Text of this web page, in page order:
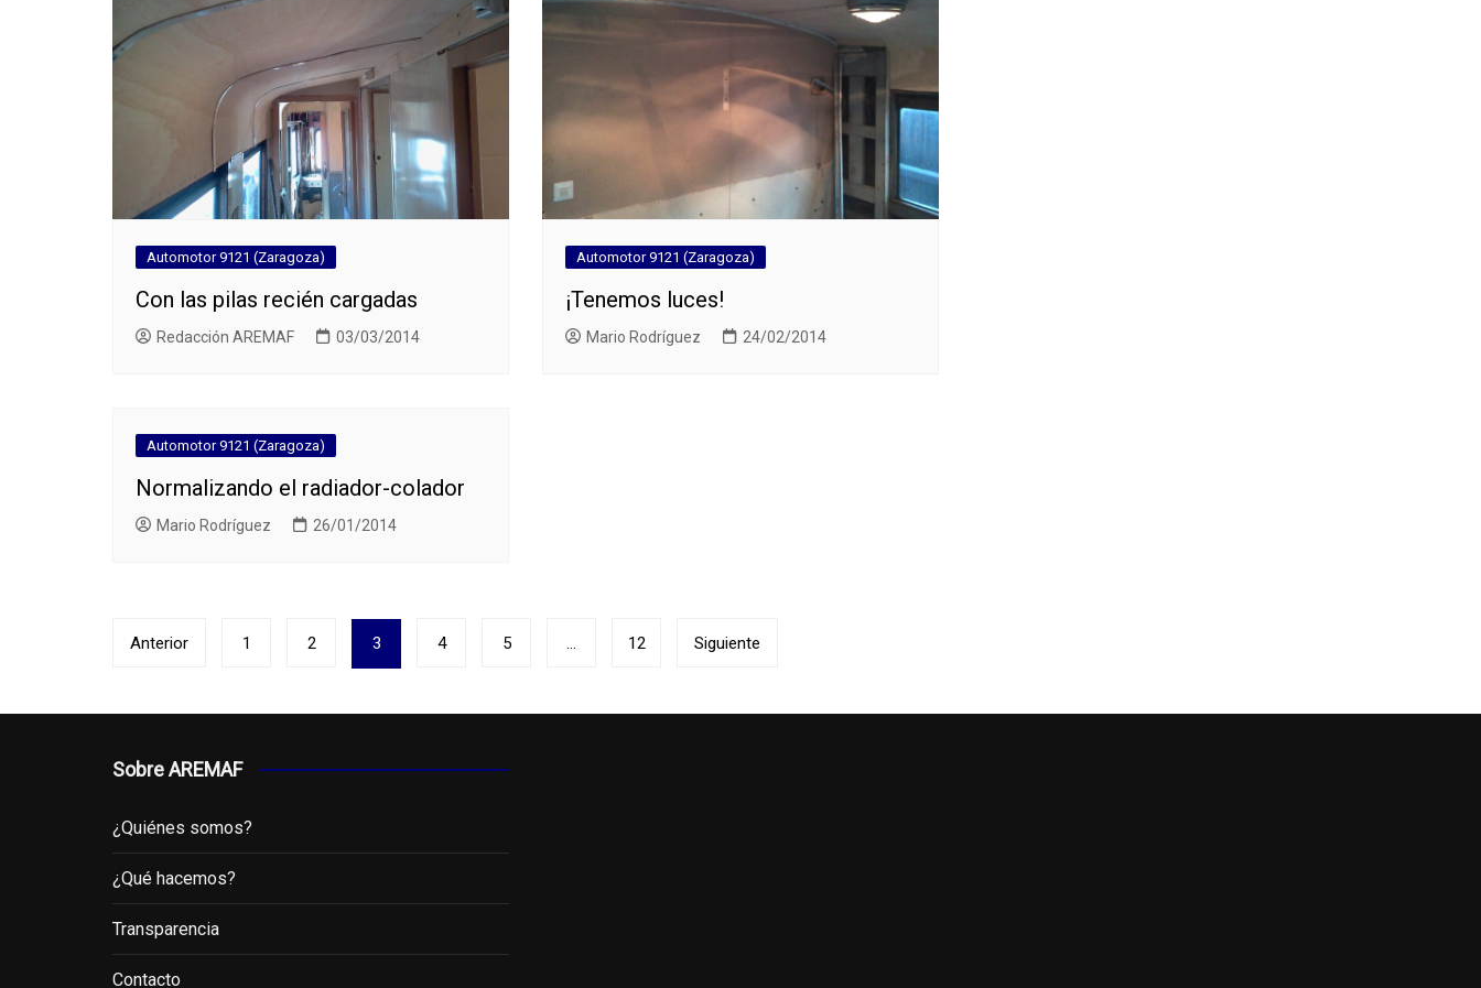
Automotor 9121 (Zaragoza)
Con las pilas recién cargadas
Redacción AREMAF 03/03/2014
Automotor 9121 (Zaragoza)
¡Tenemos luces!
Mario Rodríguez 24/02/2014
Automotor 9121 (Zaragoza)
Normalizando el radiador-colador
Mario Rodríguez 26/01/2014
Paginación
entradas
Anterior 1 2 3 4 5 12 Siguiente
Sobre AREMAF
¿Quiénes somos?
¿Qué hacemos?
Transparencia
Contacto